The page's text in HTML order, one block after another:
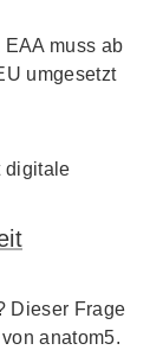
muss ab
umgesetzt
Dieser Frage
anatom5.